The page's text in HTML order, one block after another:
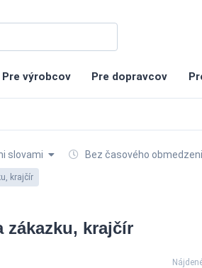
Pre výrobcov Pre dopravcov
slovami Bez časového
krajčír
zákazku, krajčír